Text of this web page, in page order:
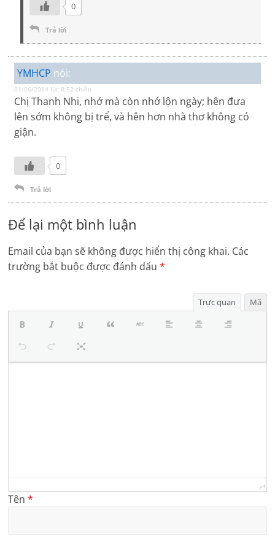
0
Trả lời
YMHCP nói:
01/06/2014 lúc 8:52 chiều
Chị Thanh Nhi, nhớ mà còn nhớ lộn ngày; hên đưa
lên sớm không bị trể, và hên hơn nhà thơ không có
giận.
0
Trả lời
Để lại một bình luận
Email của bạn sẽ không được hiển thị công khai. Các
trường bắt buộc được đánh dấu*
Trực quan Mã
Tên*